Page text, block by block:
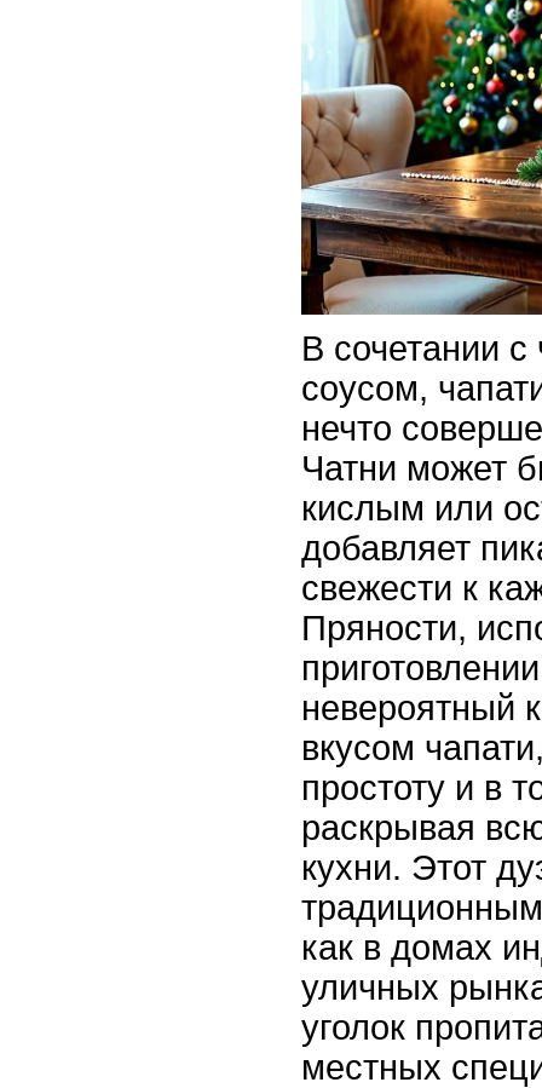
В сочетании
соусом,
нечто
Чатни может
кислым или
добавляет
свежести к
Пряности,
невероятный
вкусом
простоту и в
раскрывая
кухни. Этот
как в домах
уличных
уголок
местных